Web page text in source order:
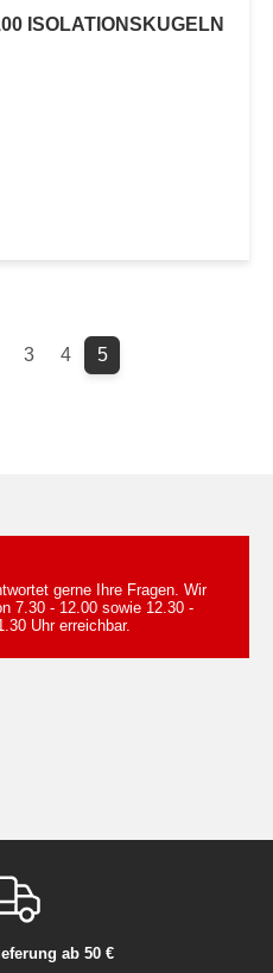
ISOLATIONSKUGELN
3 4 5
gerne Ihre Fragen. Wir
7.30 - 12.00 sowie 12.30 -
Uhr erreichbar.
ab 50 €